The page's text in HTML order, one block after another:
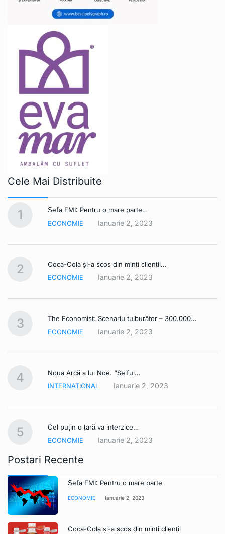
Cele Mai Distribuite
1
Șefa FMI: Pentru o mare parte…
ECONOMIE
Ianuarie 2, 2023
2
Coca-Cola și-a scos din minți clienții…
ECONOMIE
Ianuarie 2, 2023
3
The Economist: Scenariu tulburător – 300.000…
ECONOMIE
Ianuarie 2, 2023
4
Noua Arcă a lui Noe. “Seiful…
INTERNATIONAL
Ianuarie 2, 2023
5
Cel puțin o țară va interzice…
ECONOMIE
Ianuarie 2, 2023
Postari Recente
Șefa FMI: Pentru o mare parte
ECONOMIE Ianuarie 2, 2023
Coca-Cola și-a scos din minți clienții